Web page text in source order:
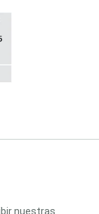
nuestras